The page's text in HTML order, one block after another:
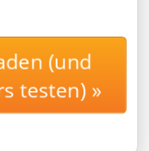
AUFBAUKURS
B2
(und
testen) »